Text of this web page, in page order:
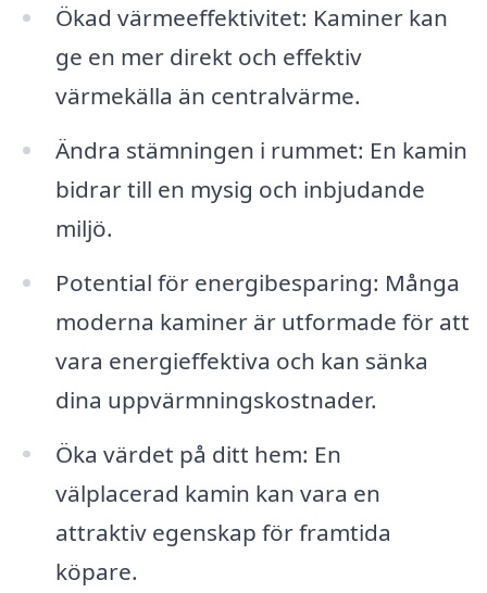
Ökad värmeeffektivitet: Kaminer kan
ge en mer direkt och effektiv
värmekälla än centralvärme.
Ändra stämningen i rummet: En kamin
bidrar till en mysig och inbjudande
miljö.
Potential för energibesparing: Många
moderna kaminer är utformade för att
vara energieffektiva och kan sänka
dina uppvärmningskostnader.
Öka värdet på ditt hem: En
välplacerad kamin kan vara en
attraktiv egenskap för framtida
köpare.